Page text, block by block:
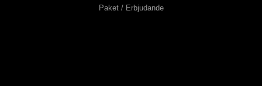
Paket / Erbjudande